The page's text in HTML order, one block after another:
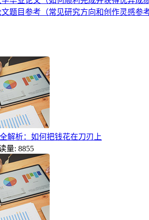
题目参考（常见研究方向和创作灵感参考
解析：如何把钱花在刀刃上
量: 8855